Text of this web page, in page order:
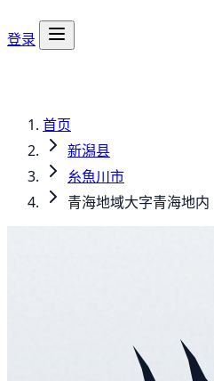
登录
首页
新潟县
糸魚川市
青海地域大字青海地内